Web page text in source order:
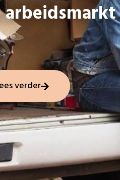
arbeidsmarkt
verder